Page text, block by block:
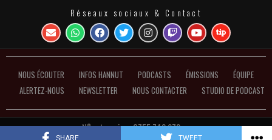
SHARE TWEET
Réseaux sociaux & Contact
NOUS ÉCOUTER INFOS HANNUT PODCASTS ÉMISSIONS
ÉQUIPE
ALERTEZ-NOUS
NEWSLETTER NOUS CONTACTER STUDIO DE PODCAST
N°entreprise : 0755.748.972 ●
Politique de confidentialité et de gestion des cookies